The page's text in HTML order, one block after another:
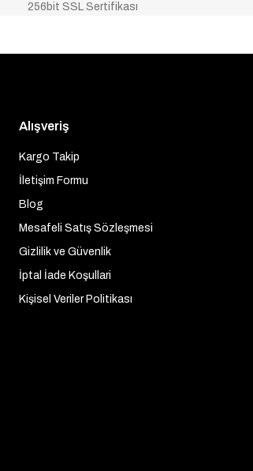
256bit SSL Sertifikası
Alışveriş
Kargo Takip
İletişim Formu
Blog
Mesafeli Satış Sözleşmesi
Gizlilik ve Güvenlik
İptal İade Koşullari
Kişisel Veriler Politikası